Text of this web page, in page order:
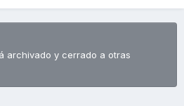
archivado y cerrado a otras